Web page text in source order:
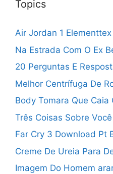
Topics
Air Jordan 1 Elementtex
Na Estrada Com O Ex
20 Perguntas E
Melhor Centrífuga De
Body Tomara Que Caia
Três Coisas Sobre
Far Cry 3 Download Pt
Creme De Ureia Para
Imagem Do Homem